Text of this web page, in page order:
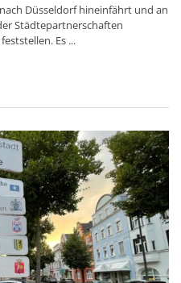
Düsseldorf hineinfährt und an
Städtepartnerschaften
Es ...